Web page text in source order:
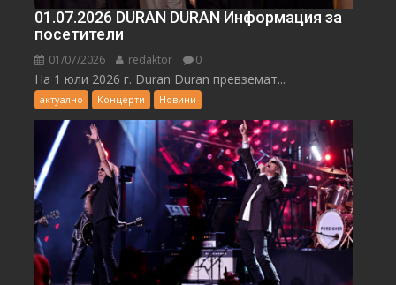
01.07.2026 DURAN DURAN Информация за
посетители
01/07/2026 redaktor 0
На 1 юли 2026 г. Duran Duran превземат...
актуално Концерти Новини